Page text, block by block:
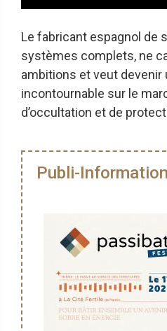
Le fabricant espagnol de
systèmes complets, ne
ambitions et veut devenir
incontournable sur le
d’occultation et de
Publi-Information